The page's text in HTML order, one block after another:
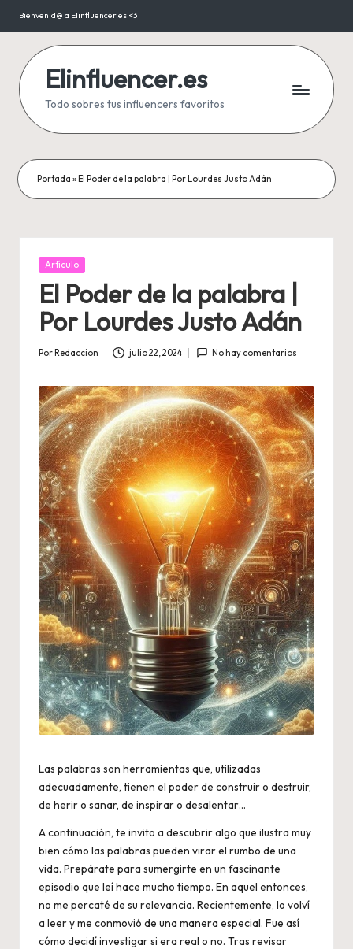
Saltar
contenido
Bienvenid@ a Elinfluencer.es <3
Elinfluencer.es
Todo sobres tus influencers favoritos
Portada » El Poder de la palabra | Por Lourdes Justo Adán
Publicada
Artículo
El Poder de la palabra |
Por Lourdes Justo Adán
Por Redaccion julio 22, 2024 No hay comentarios
Las palabras son herramientas que, utilizadas
adecuadamente, tienen el poder de construir o destruir,
de herir o sanar, de inspirar o desalentar…
A continuación, te invito a descubrir algo que ilustra muy
bien cómo las palabras pueden virar el rumbo de una
vida. Prepárate para sumergirte en un fascinante
episodio que leí hace mucho tiempo. En aquel entonces,
no me percaté de su relevancia. Recientemente, lo volví
a leer y me conmovió de una manera especial. Fue así
cómo decidí investigar si era real o no. Tras revisar